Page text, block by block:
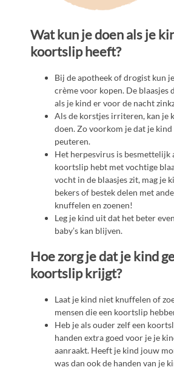
Wat kun je doen als je
koortslip heeft?
Bij de apotheek of drogist kun
crème voor kopen. De blaasjes
als je kind er voor de nacht
Als de korstjes irriteren, kan je
doen. Zo voorkom je dat je kind
peuteren.
Het herpesvirus is besmettelijk
koortslip hebt met vochtige
vocht in de blaasjes zit, mag je
bekers of bestek delen met
knuffelen en zoenen!
Leg je kind uit dat het beter
baby’s kan blijven.
Hoe zorg je dat je kind
koortslip krijgt?
Laat je kind niet knuffelen of
mensen die een koortslip
Heb je als ouder zelf een
handen extra goed voor je je
aanraakt. Heeft je kind jouw
was dan ook de handen van je